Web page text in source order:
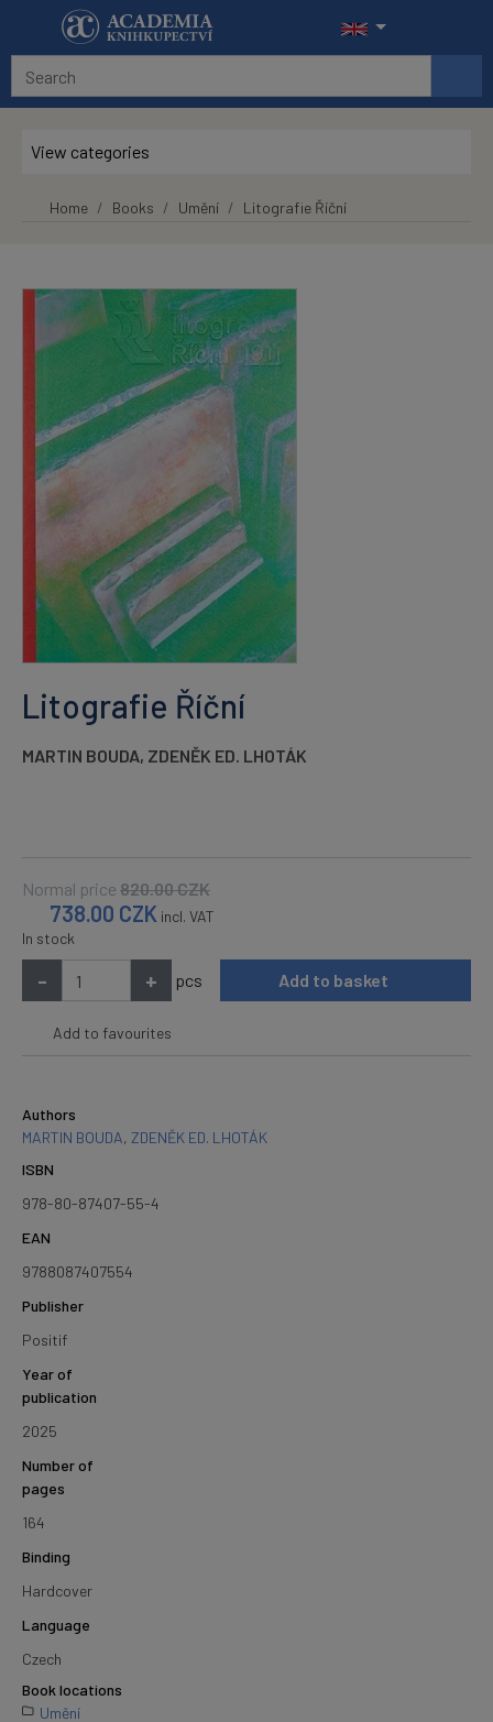
Skip to main content
View categories
Home Books Umění Litografie Říční
Litografie Říční
MARTIN BOUDA, ZDENĚK ED. LHOTÁK
Normal price 820.00CZK
738.00 CZK incl. VAT
In stock
- + pcs Add to basket
Add to favourites
Authors
MARTIN BOUDA, ZDENĚK ED. LHOTÁK
ISBN
978-80-87407-55-4
EAN
9788087407554
Publisher
Positif
Year of
publication
2025
Number of
pages
164
Binding
Hardcover
Language
Czech
Book locations
Umění